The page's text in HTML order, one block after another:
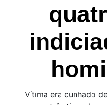
Vítima era cunhado